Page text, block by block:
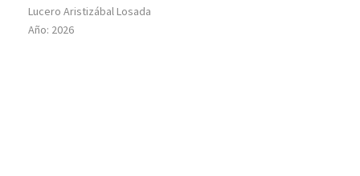
Lucero Aristizábal Losada
Año: 2026